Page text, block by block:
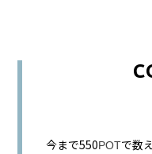
今まで550POTで数